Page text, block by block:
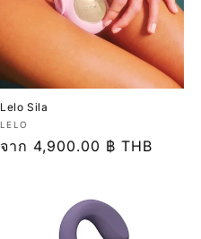
Lelo Sila
เวน
เด
LELO
ราคา
จาก 4,900.00 ฿ THB